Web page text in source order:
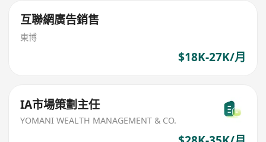
互聯網廣告銷售
東博
$18K-27K/月
IA市場策劃主任
YOMANI WEALTH MANAGEMENT & CO.